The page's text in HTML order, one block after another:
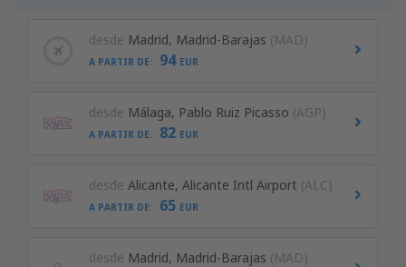
desde Madrid, Madrid-Barajas (MAD)
A PARTIR DE: 94 EUR
desde Málaga, Pablo Ruiz Picasso (AGP)
A PARTIR DE: 82 EUR
desde Alicante, Alicante Intl Airport (ALC)
A PARTIR DE: 65 EUR
desde Madrid, Madrid-Barajas (MAD)